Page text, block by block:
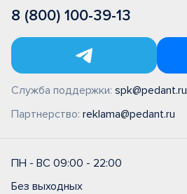
8 (800) 100-39-13
Служба поддержки: spk@pedant.ru
Партнерство: reklama@pedant.ru
ПН - ВС 09:00 - 22:00
Без выходных